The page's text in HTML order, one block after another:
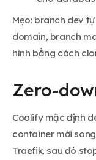
Mẹo: branch dev
domain, branch
hình bằng cách
Zero-
Coolify mặc định
container mới
Traefik, sau đó